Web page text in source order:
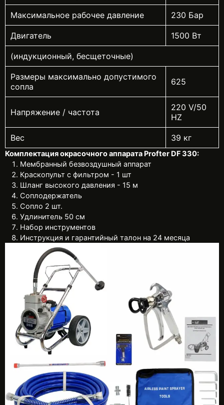
Максимальное рабочее давление 230 Бар
Двигатель 1500 Вт
(индукционный, бесщеточные)
Размеры максимально допустимого
сопла
625
Напряжение / частота
220 V/50
HZ
Вес 39 кг
Комплектация окрасочного аппарата Profter DF 330:
Мембранный безвоздушный аппарат
Краскопульт с фильтром - 1 шт
Шланг высокого давления - 15 м
Соплодержатель
Сопло 2 шт.
Удлинитель 50 см
Набор инструментов
Инструкция и гарантийный талон на 24 месяца